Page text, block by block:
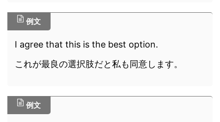
例文
I agree that this is the best option.
これが最良の選択肢だと私も同意します。
例文